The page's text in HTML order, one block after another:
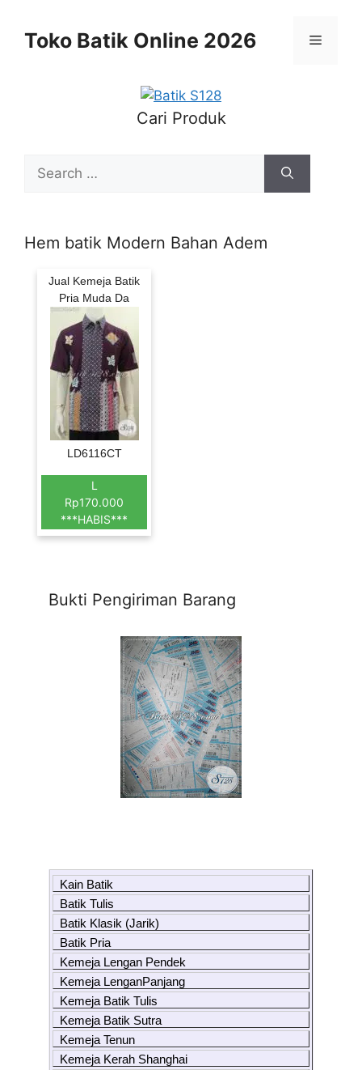
contentToko Batik Online 2026 Menu
Cari Produk
for:
Hem batik Modern Bahan Adem
Jual Kemeja Batik
Pria Muda Da
LD6116CT
L
Rp170.000
***HABIS***
Bukti Pengiriman Barang
Kain Batik
Batik Tulis
Batik Klasik (Jarik)
Batik Pria
Kemeja Lengan Pendek
Kemeja LenganPanjang
Kemeja Batik Tulis
Kemeja Batik Sutra
Kemeja Tenun
Kemeja Kerah Shanghai